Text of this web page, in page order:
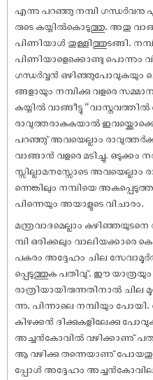
എന്നു പറഞ്ഞു നമ്പി ഗന്ധർവനു
രുടെ കയ്യിൽകൊടുത്തു. അതു
പിണിയാൾ തുള്ളിത്തുടങ്ങി.
പിണിയാളെക്കൊണ്ടു പൊന്നും
ഗന്ധർവ്വൻ ഒഴിഞ്ഞുപോവുകയും
ങ്ങളായും നമ്പിക്കു വളരെ
കയ്യിൽ വാങ്ങീട്ടു
രാവുത്തരാകുകയാൽ
പറഞ്ഞു് അവയെല്ലാം
വാങ്ങാൻ വളരെ മടിച്ചു.
സ്സില്ലാമനസ്സോടെ അവയെല്ലാം
ന്നെങ്കിലും നമ്പിയെ
പിന്നെയും അയാളുടെ വിചാരം.
മന്ത്രവാദമെല്ലാം
മ്പി ഒരിക്കലും വാലിയക്കാരെ
പകരം അദ്ദേഹം ചില
പ്പെടുത്തുക പതിവു്. ഈ
രാത്രിയായിരുന്നതിനാൽ ചില
ന്നു. പിന്നാലെ നമ്പിയും പോയി.
കിഴക്കൻ ദിക്കുകളിലേക്കു
അച്ചൻകോവിൽ വഴിക്കാണു്
ആ വഴിക്കു തന്നെയാണു്
പ്പോൾ അദ്ദേഹം